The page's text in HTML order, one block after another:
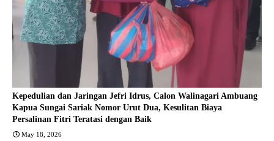
Kepedulian dan Jaringan Jefri Idrus, Calon Walinagari Ambuang
Kapua Sungai Sariak Nomor Urut Dua, Kesulitan Biaya
Persalinan Fitri Teratasi dengan Baik
May 18, 2026